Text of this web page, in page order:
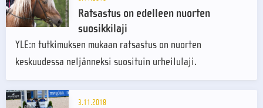
Ratsastus on edelleen nuorten
suosikkilaji
YLE:n tutkimuksen mukaan ratsastus on nuorten
keskuudessa neljänneksi suosituin urheilulaji.
3.11.2018